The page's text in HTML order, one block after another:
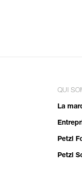
QUI
La
Petzl
Petzl